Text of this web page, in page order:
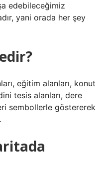
edebileceğimiz
yani orada her şey
eğitim alanları, konut
tesis alanları, dere
sembollerle göstererek